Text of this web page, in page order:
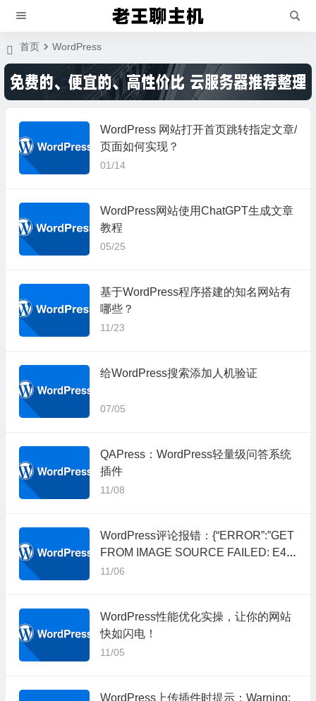
首页 WordPress
WordPress 网站打开首页跳转指定文章/
页面如何实现？
01/14
WordPress网站使用ChatGPT生成文章
教程
05/25
基于WordPress程序搭建的知名网站有
哪些？
11/23
给WordPress搜索添加人机验证
07/05
QAPress：WordPress轻量级问答系统
插件
11/08
WordPress评论报错：{“ERROR”:”GET
FROM IMAGE SOURCE FAILED: E40
5″}
11/06
WordPress性能优化实操，让你的网站
快如闪电！
11/05
WordPress上传插件时提示：Warning: